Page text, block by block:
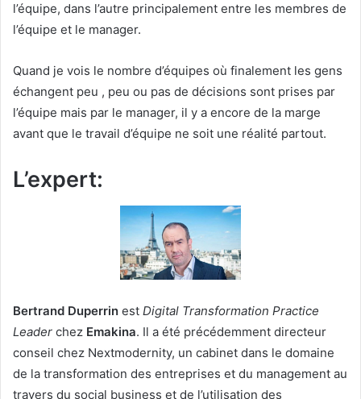
l’équipe, dans l’autre principalement entre les membres de
l’équipe et le manager.
Quand je vois le nombre d’équipes où finalement les gens
échangent peu , peu ou pas de décisions sont prises par
l’équipe mais par le manager, il y a encore de la marge
avant que le travail d’équipe ne soit une réalité partout.
L’expert:
Bertrand Duperrin est Digital Transformation Practice
Leader chez Emakina. Il a été précédemment directeur
conseil chez Nextmodernity, un cabinet dans le domaine
de la transformation des entreprises et du management au
travers du social business et de l’utilisation des